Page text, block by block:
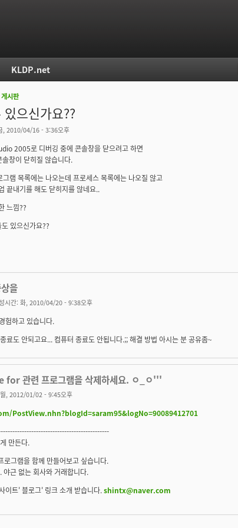
시판
으신가요??
, 2010/04/16 - 3:36오후
2005로 디버깅 중에 콘솔창을 닫으려고 하면
창이 닫히질 않습니다.
램 목록에는 나오는데 프로세스 목록에는 나오질 않고
끝내기를 해도 닫히지를 않네요..
느낌??
있으신가요??
을
시간: 화, 2010/04/20 - 9:38오후
험하고 있습니다.
료도 안되고요... 컴퓨터 종료도 안됩니다.;; 해결 방법 아시는 분 공유좀~
관련 프로그램을 삭제하세요. ㅇ_ㅇ'''
, 2012/01/02 - 9:45오후
PostView.nhn?blogId=saram95&logNo=90089412701
만든다.
로그램을 함께 만들어보고 싶습니다.
야근 없는 회사와 거래합니다.
이트' 블로그' 링크 소개 받습니다.shintx@naver.com
KLDP.net